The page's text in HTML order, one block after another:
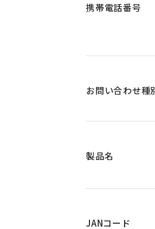
携帯電話番号
お問い合わせ種
製品名
JANコード